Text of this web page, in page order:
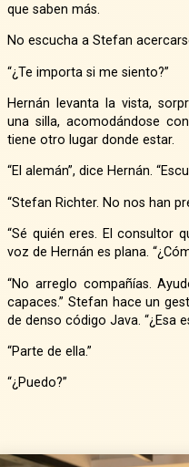
que saben más.
No escucha a Stefan
“¿Te importa si me siento?”
Hernán levanta la vista, sorprendido. Stefan ya está acercando
una silla, acomodándose
tiene otro lugar donde estar.
“El alemán”, dice Hernán.
“Stefan Richter. No nos han
“Sé quién eres. El consultor que se supone debe arreglarnos.” La
voz de Hernán es plana.
“No arreglo compañías. Ayudo a los equipos a ver de qué son
capaces.” Stefan hace un
de denso código Java. “¿Esa
“Parte de ella.”
“¿Puedo?”